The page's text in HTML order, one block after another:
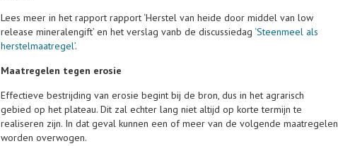
Lees meer in het rapport rapport ‘Herstel van heide door middel van low
release mineralengift’ en het verslag vanb de discussiedag ‘Steenmeel als
herstelmaatregel’.
Maatregelen tegen erosie
Effectieve bestrijding van erosie begint bij de bron, dus in het agrarisch
gebied op het plateau. Dit zal echter lang niet altijd op korte termijn te
realiseren zijn. In dat geval kunnen een of meer van de volgende maatregelen
worden overwogen.